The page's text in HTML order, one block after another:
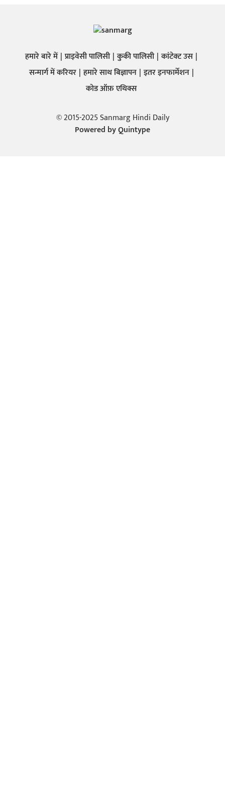
हमारे बारे में प्राइवेसी पालिसी कुकी पालिसी कांटेक्ट उस
सन्मार्ग में करियर हमारे साथ बिज्ञापन इतर इनफार्मेशन
कोड ऑफ़ एथिक्स
© 2015-2025 Sanmarg Hindi Daily
Powered byQuintype